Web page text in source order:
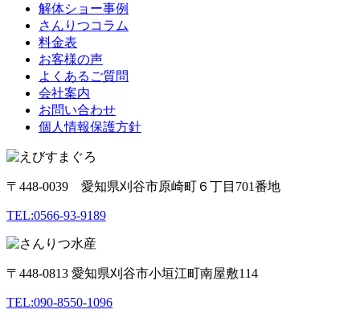
解体ショー事例
さんりつコラム
料金表
お客様の声
よくあるご質問
会社案内
お問い合わせ
個人情報保護方針
〒448-0039 愛知県刈谷市原崎町６丁目701番地
TEL:0566-93-9189
〒448-0813 愛知県刈谷市小垣江町南屋敷114
TEL:090-8550-1096